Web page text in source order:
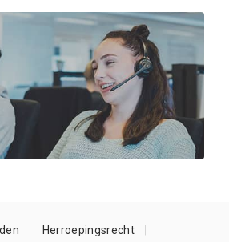
Herroepingsrecht